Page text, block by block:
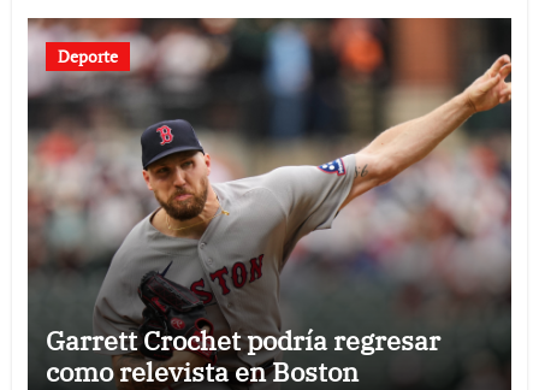
Deporte
Garrett Crochet podría regresar
como relevista en Boston